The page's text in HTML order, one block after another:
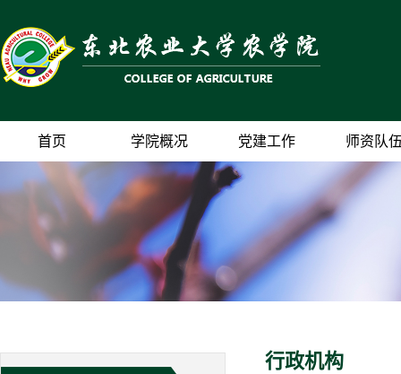
首页 学院概况 党建工作 师资队
行政机构